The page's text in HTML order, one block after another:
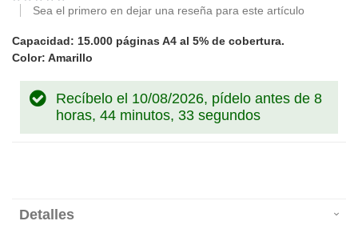
Sea el primero en dejar una reseña para este artículo
Capacidad: 15.000 páginas A4 al 5% de cobertura.
Color: Amarillo
Recíbelo el 10/08/2026, pídelo antes de 8
horas, 44 minutos, 33 segundos
Detalles